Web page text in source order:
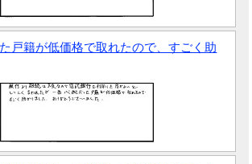
戸籍が低価格で取れたので、すごく助